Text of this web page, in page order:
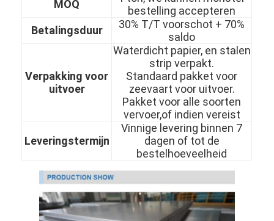
Over Ons
Fabriekstour
Neem contact met ons op
koudgewalst roestvrij staalblad
Koudgewalste Roestvrij staalrol
MOQ
bestelling accepteren
Betalingsduur
30% T/T voorschot + 70%
saldo
Verpakking voor
uitvoer
Waterdicht papier, en stalen
strip verpakt.
Standaard pakket voor
zeevaart voor uitvoer.
Pakket voor alle soorten
vervoer,of indien vereist
Leveringstermijn
Vinnige levering binnen 7
dagen of tot de
bestelhoeveelheid